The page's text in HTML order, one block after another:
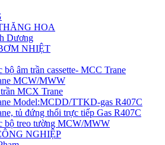
HOA
Dương
NHIỆT
bộ âm trần cassette- MCC Trane
MCW/MWW
MCX Trane
Model:MCDD/TTKD-gas R407C
tủ đứng thổi trực tiếp Gas R407C
bộ treo tường MCW/MWW
NGHIỆP